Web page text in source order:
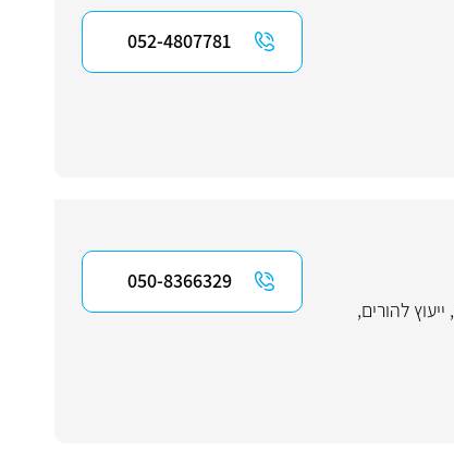
052-4807781
, ייעוץ להורים,
050-8366329